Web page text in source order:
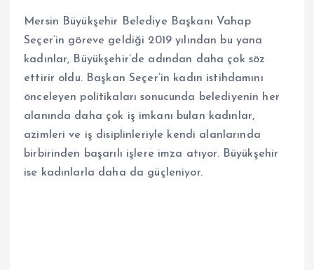
Mersin Büyükşehir Belediye Başkanı Vahap
Seçer’in göreve geldiği 2019 yılından bu yana
kadınlar, Büyükşehir’de adından daha çok söz
ettirir oldu. Başkan Seçer’in kadın istihdamını
önceleyen politikaları sonucunda belediyenin her
alanında daha çok iş imkanı bulan kadınlar,
azimleri ve iş disiplinleriyle kendi alanlarında
birbirinden başarılı işlere imza atıyor. Büyükşehir
ise kadınlarla daha da güçleniyor.